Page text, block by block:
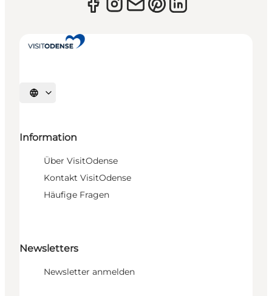
Sprache auswählen
Information
Über VisitOdense
Kontakt VisitOdense
Häufige Fragen
Newsletters
Newsletter anmelden